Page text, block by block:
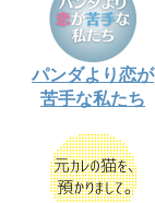
パンダより恋が
苦手な私たち